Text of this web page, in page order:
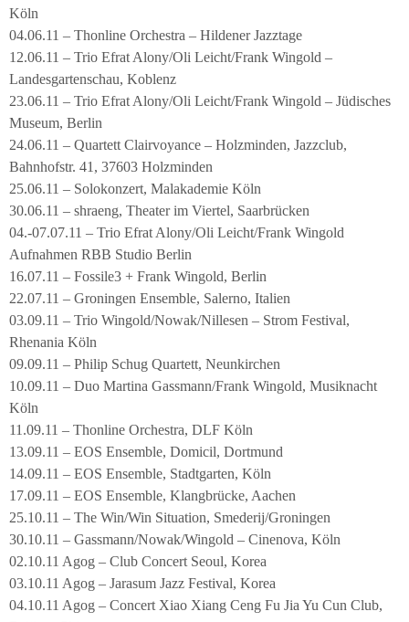
Köln
04.06.11 – Thonline Orchestra – Hildener Jazztage
12.06.11 – Trio Efrat Alony/Oli Leicht/Frank Wingold –
Landesgartenschau, Koblenz
23.06.11 – Trio Efrat Alony/Oli Leicht/Frank Wingold – Jüdisches
Museum, Berlin
24.06.11 – Quartett Clairvoyance – Holzminden, Jazzclub,
Bahnhofstr. 41, 37603 Holzminden
25.06.11 – Solokonzert, Malakademie Köln
30.06.11 – shraeng, Theater im Viertel, Saarbrücken
04.-07.07.11 – Trio Efrat Alony/Oli Leicht/Frank Wingold
Aufnahmen RBB Studio Berlin
16.07.11 – Fossile3 + Frank Wingold, Berlin
22.07.11 – Groningen Ensemble, Salerno, Italien
03.09.11 – Trio Wingold/Nowak/Nillesen – Strom Festival,
Rhenania Köln
09.09.11 – Philip Schug Quartett, Neunkirchen
10.09.11 – Duo Martina Gassmann/Frank Wingold, Musiknacht
Köln
11.09.11 – Thonline Orchestra, DLF Köln
13.09.11 – EOS Ensemble, Domicil, Dortmund
14.09.11 – EOS Ensemble, Stadtgarten, Köln
17.09.11 – EOS Ensemble, Klangbrücke, Aachen
25.10.11 – The Win/Win Situation, Smederij/Groningen
30.10.11 – Gassmann/Nowak/Wingold – Cinenova, Köln
02.10.11 Agog – Club Concert Seoul, Korea
03.10.11 Agog – Jarasum Jazz Festival, Korea
04.10.11 Agog – Concert Xiao Xiang Ceng Fu Jia Yu Cun Club,